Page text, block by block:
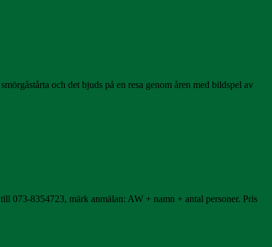
och det bjuds på en resa genom åren med bildspel av
073-8354723, märk anmälan: AW + namn + antal personer. Pris